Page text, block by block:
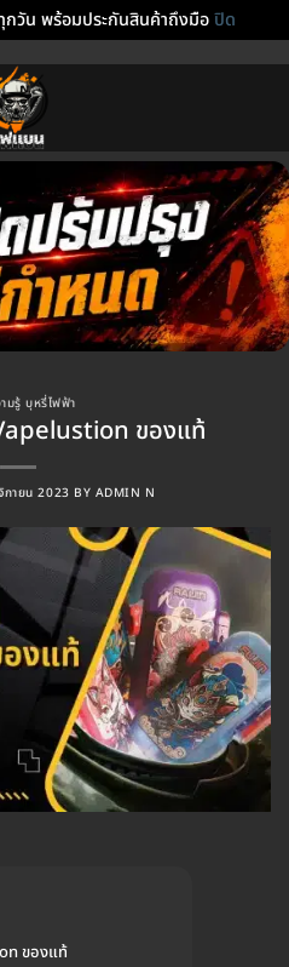
วัน พร้อมประกันสินค้าถึงมือปิด
มรู้ บุหรี่ไฟฟ้า
ของแท้
ายน 2023 BY ADMIN N
ของแท้